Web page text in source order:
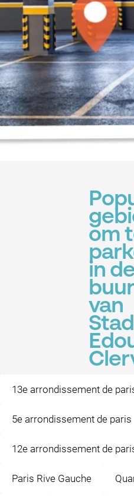
om
in
van
13e arrondissement de
5e arrondissement de paris
12e arrondissement de
Paris Rive Gauche